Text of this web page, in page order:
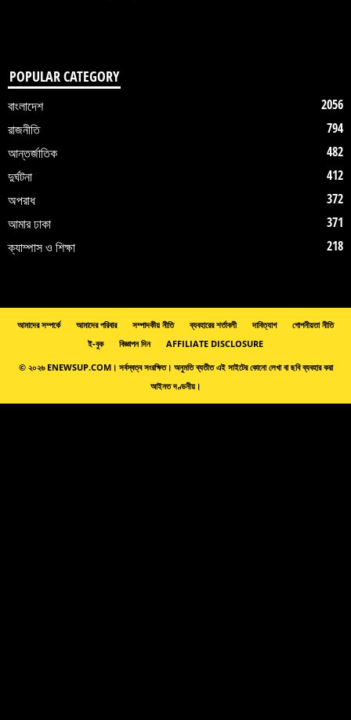
POPULAR CATEGORY
বাংলাদেশ
2056
রাজনীতি
794
আন্তর্জাতিক
482
দুর্ঘটনা
412
অপরাধ
372
আমার ঢাকা
371
ক্যাম্পাস ও শিক্ষা
218
আমাদের সম্পর্কে আমাদের পরিবার সম্পাদকীয় নীতি ব্যবহারের শর্তাবলী দাবিত্যাগ
গোপনীয়তা নীতি
ই-বুক
বিজ্ঞাপন দিন
AFFILIATE DISCLOSURE
© ২০২৬ ENEWSUP.COM। সর্বস্বত্ব সংরক্ষিত। অনুমতি ব্যতীত এই সাইটের কোনো লেখা বা ছবি ব্যবহার করা
আইনত দণ্ডনীয়।